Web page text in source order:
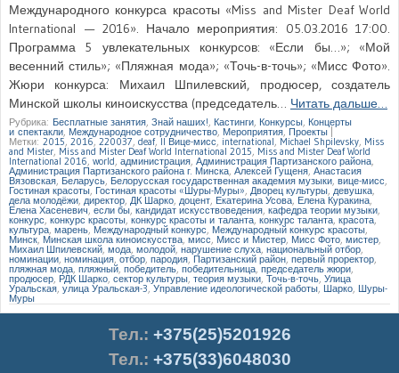
Международного конкурса красоты «Miss and Mister Deaf World
International — 2016». Начало мероприятия: 05.03.2016 17:00.
Программа 5 увлекательных конкурсов: «Если бы…»; «Мой
весенний стиль»; «Пляжная мода»; «Точь-в-точь»; «Мисс Фото».
Жюри конкурса: Михаил Шпилевский, продюсер, создатель
Минской школы киноискусства (председатель… Читать дальше…
Рубрика: Бесплатные занятия Знай наших! Кастинги Конкурсы Концерты
и спектакли Международное сотрудничество Мероприятия,Проекты
Метки: 2015 2016, 220037 deaf,II Вице-мисс, international Michael Shpilevsky Miss
and Mister Miss and Mister Deaf World International 2015 Miss and Mister Deaf World
International 2016 world администрация Администрация Партизанского района
Администрация Партизанского района г. Минска Алексей Гущеня Анастасия
Вязовская Беларусь Белорусская государственная академия музыки вице-мисс
Гостиная красоты, Гостиная красоты «Шуры-Муры» Дворец культуры ,девушка
дела молодёжи директор ДК Шарко доцент Екатерина Усова, Елена Куракина
Елена Хасеневич, если бы, кандидат искусствоведения кафедра теории музыки
конкурс конкурс красоты ,конкурс красоты и таланта конкурс таланта красота
культура марень ,Международный конкурс Международный конкурс красоты
Минск, Минская школа киноискусства мисс Мисс и Мистер Мисс Фото мистер
Михаил Шпилевский мода молодой нарушение слуха национальный отбор
номинации номинация отбор пародия ,Партизанский район первый проректор
пляжная мода пляжный победитель, победительница ,председатель жюри
продюсер РДК Шарко сектор культуры теория музыки Точь-в-точь Улица
Уральская улица Уральская-3 ,Управление идеологической работы, Шарко Шуры-
Муры
Тел.: +375(25)5201926
Тел.: +375(33)6048030